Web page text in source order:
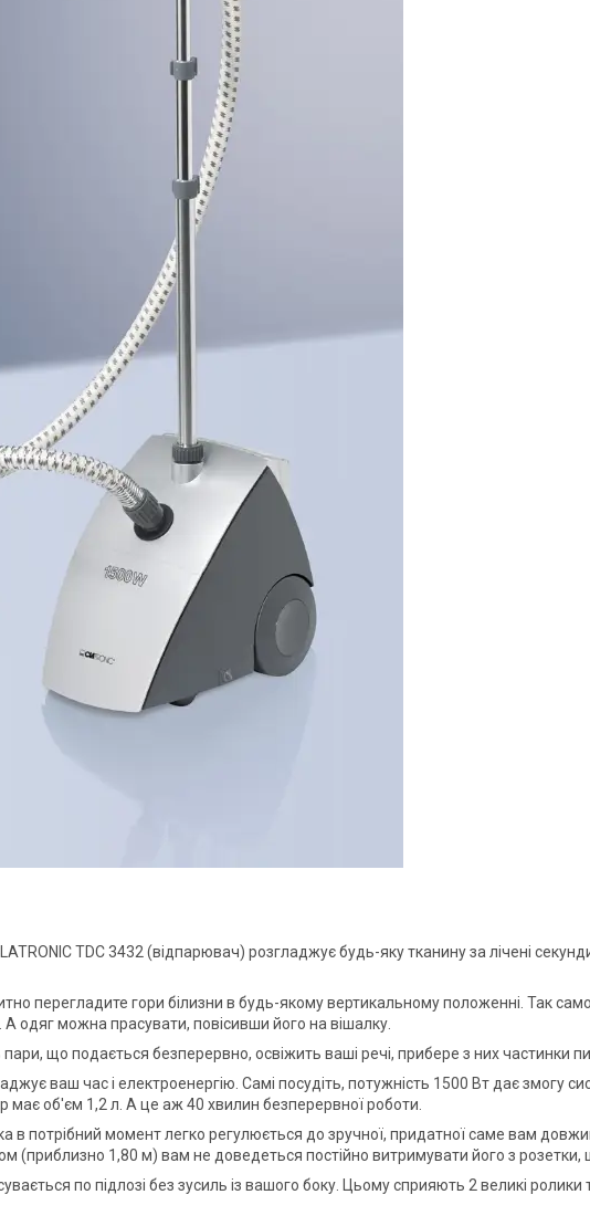
TDC 3432 (відпарювач) розгладжує будь-яку тканину за лічені
перегладите гори білизни в будь-якому вертикальному положенні. Так
А одяг можна прасувати, повісивши його на вішалку.
що подається безперервно, освіжить ваші речі, прибере з них частинки
ваш час і електроенергію. Самі посудіть, потужність 1500 Вт дає змогу
має об'єм 1,2 л. А це аж 40 хвилин безперервної роботи.
в потрібний момент легко регулюється до зручної, придатної саме вам
(приблизно 1,80 м) вам не доведеться постійно витримувати його з розетки,
по підлозі без зусиль із вашого боку. Цьому сприяють 2 великі